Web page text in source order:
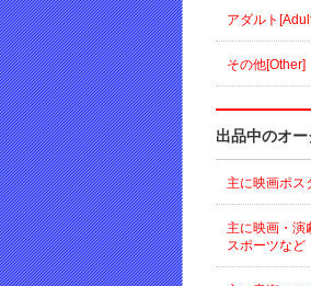
アダルト
その他[Other]
出品中のオ
主に映画ポス
主に映画・演
スポーツなど